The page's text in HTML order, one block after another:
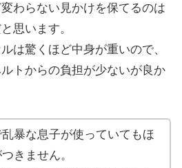
わらない見かけを保てるのは
思います。
は驚くほど中身が重いので、
トからの負担が少ないが良か
暴な息子が使っていてもほ
きません。